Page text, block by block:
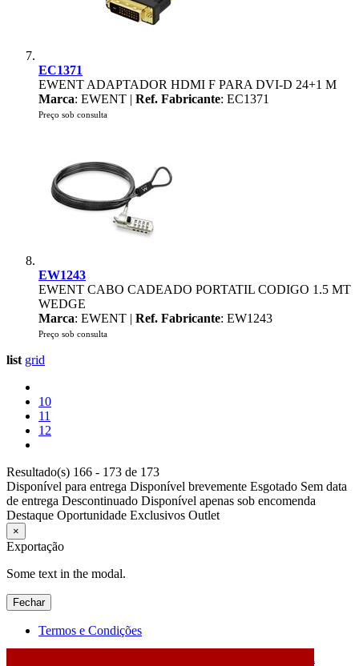
EC1371
EWENT ADAPTADOR HDMI F PARA DVI-D 24+1 M
Marca: EWENT | Ref. Fabricante: EC1371
Preço sob consulta
EW1243
EWENT CABO CADEADO PORTATIL CODIGO 1.5 MT
WEDGE
Marca: EWENT | Ref. Fabricante: EW1243
Preço sob consulta
list grid
10
11
12
Resultado(s) 166 - 173 de 173
Disponível para entrega Disponível brevemente Esgotado Sem data
de entrega Descontinuado Disponível apenas sob encomenda
Destaque Oportunidade Exclusivos Outlet
×
Exportação
Some text in the modal.
Fechar
Termos e Condições